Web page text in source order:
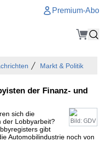
Premium-Abo
Markt & Politik
der Finanz- und
Bild: GDV
sich die
der Lobbyarbeit?
gibt
Automobilindustrie noch von